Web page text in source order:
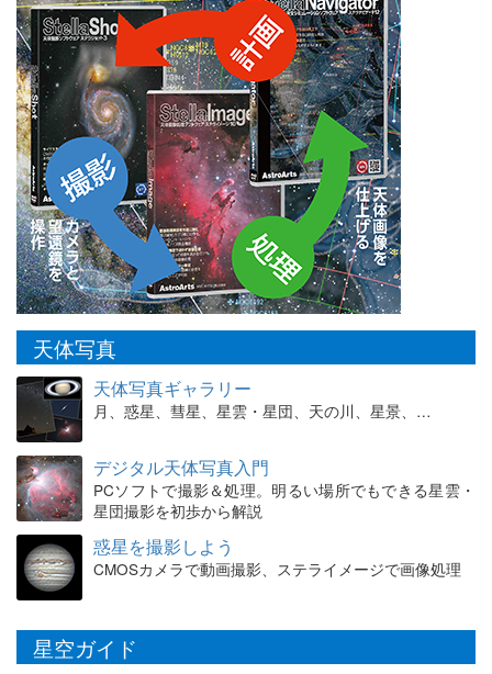
天体写真
天体写真ギャラリー
月、惑星、彗星、星雲・星団、天の川、星景、…
デジタル天体写真入門
PCソフトで撮影＆処理。明るい場所でもできる星雲・
星団撮影を初歩から解説
惑星を撮影しよう
CMOSカメラで動画撮影、ステライメージで画像処理
星空ガイド